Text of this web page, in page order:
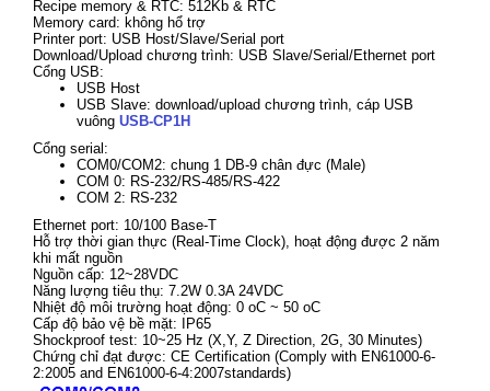
Recipe memory & RTC: 512Kb & RTC
Memory card: không hổ trợ
Printer port: USB Host/Slave/Serial port
Download/Upload chương trình: USB Slave/Serial/Ethernet port
Cổng USB:
USB Host
USB Slave: download/upload chương trình, cáp USB
vuông USB-CP1H
Cổng serial:
COM0/COM2: chung 1 DB-9 chân đực (Male)
COM 0: RS-232/RS-485/RS-422
COM 2: RS-232
Ethernet port: 10/100 Base-T
Hỗ trợ thời gian thực (Real-Time Clock), hoạt động được 2 năm
khi mất nguồn
Nguồn cấp: 12~28VDC
Năng lượng tiêu thụ: 7.2W 0.3A 24VDC
Nhiệt độ môi trường hoạt động: 0 oC ~ 50 oC
Cấp độ bảo vệ bề mặt: IP65
Shockproof test: 10~25 Hz (X,Y, Z Direction, 2G, 30 Minutes)
Chứng chỉ đạt được: CE Certification (Comply with EN61000-6-
2:2005 and EN61000-6-4:2007standards)